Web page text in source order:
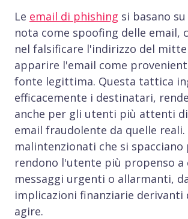
Le email di phishing si basano
nota come spoofing delle email,
nel falsificare l'indirizzo del
apparire l'email come
fonte legittima. Questa tattica
efficacemente i destinatari,
anche per gli utenti più attenti
email fraudolente da quelle reali.
malintenzionati che si spacciano
rendono l'utente più propenso a
messaggi urgenti o allarmanti,
implicazioni finanziarie derivanti
agire.